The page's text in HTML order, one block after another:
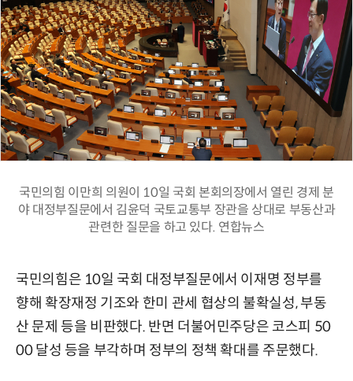
국민의힘 이만희 의원이 10일 국회 본회의장에서 열린 경제 분
야 대정부질문에서 김윤덕 국토교통부 장관을 상대로 부동산과
관련한 질문을 하고 있다. 연합뉴스
국민의힘은 10일 국회 대정부질문에서 이재명 정부를
향해 확장재정 기조와 한미 관세 협상의 불확실성, 부동
산 문제 등을 비판했다. 반면 더불어민주당은 코스피 50
00 달성 등을 부각하며 정부의 정책 확대를 주문했다.